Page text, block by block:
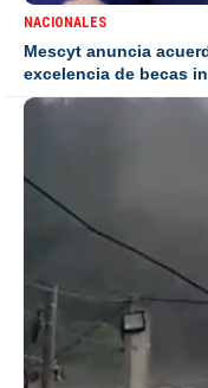
NACIONALES
Mescyt anuncia
excelencia de becas